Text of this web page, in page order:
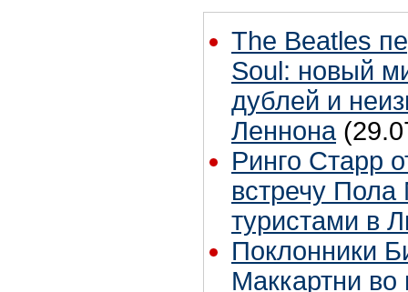
The Beatles
Soul: новый
дублей и
Леннона
Ринго Старр
встречу Пола
туристами в
Поклонники
Маккартни во